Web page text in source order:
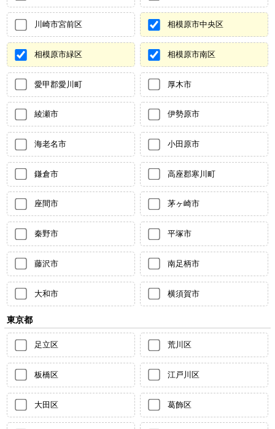
川崎市宮前区 相模原市中央区
相模原市緑区 相模原市南区
愛甲郡愛川町 厚木市
綾瀬市 伊勢原市
海老名市 小田原市
鎌倉市 高座郡寒川町
座間市 茅ヶ崎市
秦野市 平塚市
藤沢市 南足柄市
大和市 横須賀市
東京都
足立区 荒川区
板橋区 江戸川区
大田区 葛飾区